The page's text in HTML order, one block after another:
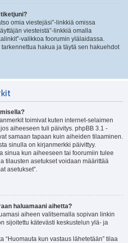
omia viestejäsi”-linkkiä omissa
viesteistä”-linkkiä omalla
valikkoa foorumin ylälaidassa.
hakua ja täytä sen hakuehdot
toimivat kuten internet-selaimen
aiheeseen tuli päivitys. phpBB 3.1 -
samaan tapaan kuin aiheiden tilaaminen.
sinulla on kirjanmerkki päivittyy.
sinua kun aiheeseen tai foorumiin tulee
tilausten asetukset voidaan määrittää
asetukset”.
haluamaani aihetta?
aiheen valitsemalla sopivan linkin
sijoitettu kätevästi keskustelun ylä- ja
“Huomauta kun vastaus lähetetään” tilaa